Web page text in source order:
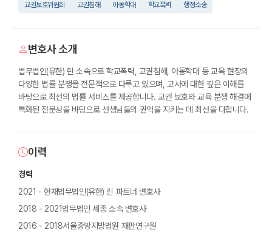
교권보호위원회 교권침해 아동학대 학교폭력 행정소송
변호사 소개
법무법인(유한) 린 소속으로 학교폭력, 교권침해, 아동학대 등 교육 현장의
다양한 법률 분쟁을 전문적으로 다루고 있으며, 교사에 대한 깊은 이해를
바탕으로 최선의 법률 서비스를 제공합니다. 교권 보호와 교육 분쟁 해결에
특화된 전문성을 바탕으로 선생님들의 권익을 지키는 데 최선을 다합니다.
이력
경력
2021 - 현재법무법인(유한) 린 파트너 변호사
2018 - 2021법무법인 세종 소속 변호사
2016 - 2018서울중앙지방법원 재판연구원